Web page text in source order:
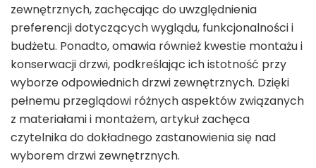
zewnętrznych, zachęcając do uwzględnienia
preferencji dotyczących wyglądu, funkcjonalności i
budżetu. Ponadto, omawia również kwestie montażu i
konserwacji drzwi, podkreślając ich istotność przy
wyborze odpowiednich drzwi zewnętrznych. Dzięki
pełnemu przeglądowi różnych aspektów związanych
z materiałami i montażem, artykuł zachęca
czytelnika do dokładnego zastanowienia się nad
wyborem drzwi zewnętrznych.